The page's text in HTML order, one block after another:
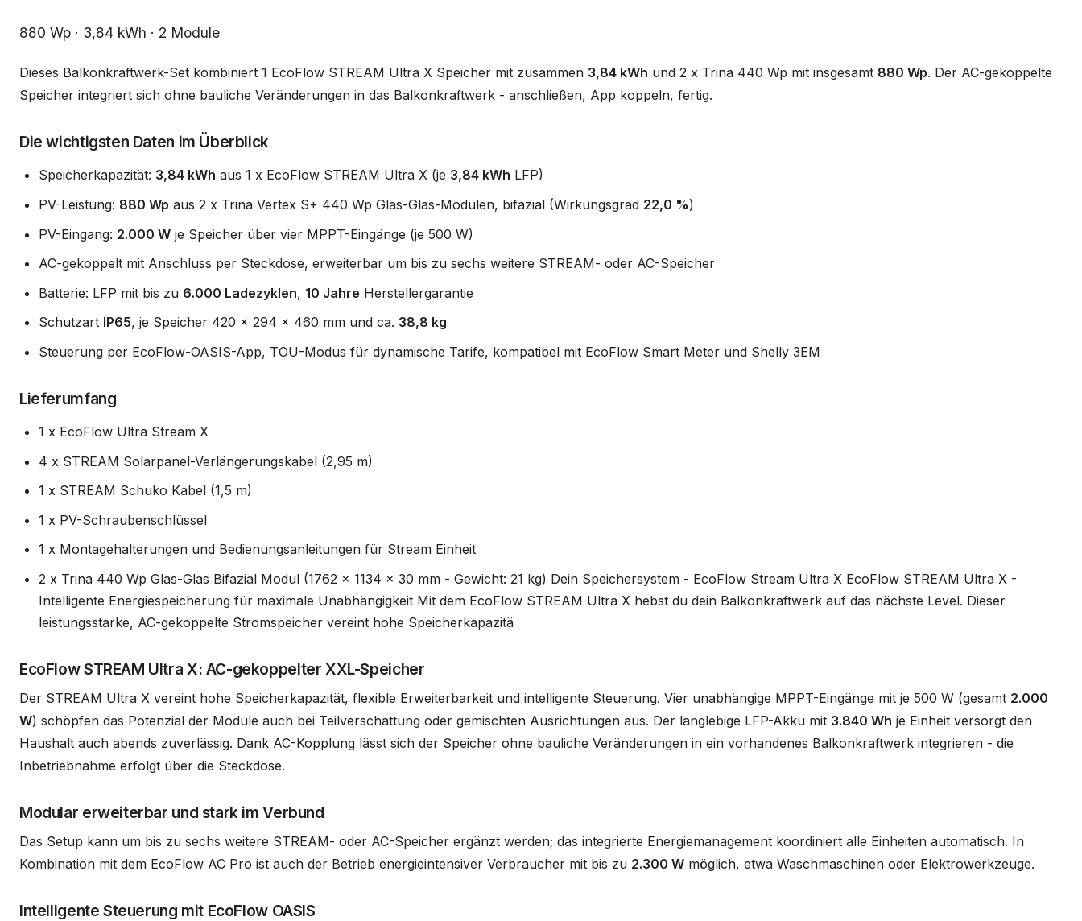
Beschreibung
880 Wp · 3,84 kWh · 2 Module
Dieses Balkonkraftwerk-Set kombiniert 1 EcoFlow STREAM Ultra X Speicher mit zusammen 3,84 kWh und 2 x Trina 440 Wp mit insgesamt 880 Wp. Der AC-gekoppelte
Speicher integriert sich ohne bauliche Veränderungen in das Balkonkraftwerk - anschließen, App koppeln, fertig.
Die wichtigsten Daten im Überblick
Speicherkapazität: 3,84 kWh aus 1 x EcoFlow STREAM Ultra X (je 3,84 kWh LFP)
PV-Leistung: 880 Wp aus 2 x Trina Vertex S+ 440 Wp Glas-Glas-Modulen, bifazial (Wirkungsgrad 22,0 %)
PV-Eingang: 2.000 W je Speicher über vier MPPT-Eingänge (je 500 W)
AC-gekoppelt mit Anschluss per Steckdose, erweiterbar um bis zu sechs weitere STREAM- oder AC-Speicher
Batterie: LFP mit bis zu 6.000 Ladezyklen, 10 Jahre Herstellergarantie
Schutzart IP65, je Speicher 420 x 294 x 460 mm und ca. 38,8 kg
Steuerung per EcoFlow-OASIS-App, TOU-Modus für dynamische Tarife, kompatibel mit EcoFlow Smart Meter und Shelly 3EM
Lieferumfang
1 x EcoFlow Ultra Stream X
4 x STREAM Solarpanel-Verlängerungskabel (2,95 m)
1 x STREAM Schuko Kabel (1,5 m)
1 x PV-Schraubenschlüssel
1 x Montagehalterungen und Bedienungsanleitungen für Stream Einheit
2 x Trina 440 Wp Glas-Glas Bifazial Modul (1762 x 1134 x 30 mm - Gewicht: 21 kg) Dein Speichersystem - EcoFlow Stream Ultra X EcoFlow STREAM Ultra X -
Intelligente Energiespeicherung für maximale Unabhängigkeit Mit dem EcoFlow STREAM Ultra X hebst du dein Balkonkraftwerk auf das nächste Level. Dieser
leistungsstarke, AC-gekoppelte Stromspeicher vereint hohe Speicherkapazitä
EcoFlow STREAM Ultra X: AC-gekoppelter XXL-Speicher
Der STREAM Ultra X vereint hohe Speicherkapazität, flexible Erweiterbarkeit und intelligente Steuerung. Vier unabhängige MPPT-Eingänge mit je 500 W (gesamt 2.000
W) schöpfen das Potenzial der Module auch bei Teilverschattung oder gemischten Ausrichtungen aus. Der langlebige LFP-Akku mit 3.840 Wh je Einheit versorgt den
Haushalt auch abends zuverlässig. Dank AC-Kopplung lässt sich der Speicher ohne bauliche Veränderungen in ein vorhandenes Balkonkraftwerk integrieren - die
Inbetriebnahme erfolgt über die Steckdose.
Modular erweiterbar und stark im Verbund
Das Setup kann um bis zu sechs weitere STREAM- oder AC-Speicher ergänzt werden; das integrierte Energiemanagement koordiniert alle Einheiten automatisch. In
Kombination mit dem EcoFlow AC Pro ist auch der Betrieb energieintensiver Verbraucher mit bis zu 2.300 W möglich, etwa Waschmaschinen oder Elektrowerkzeuge.
Intelligente Steuerung mit EcoFlow OASIS